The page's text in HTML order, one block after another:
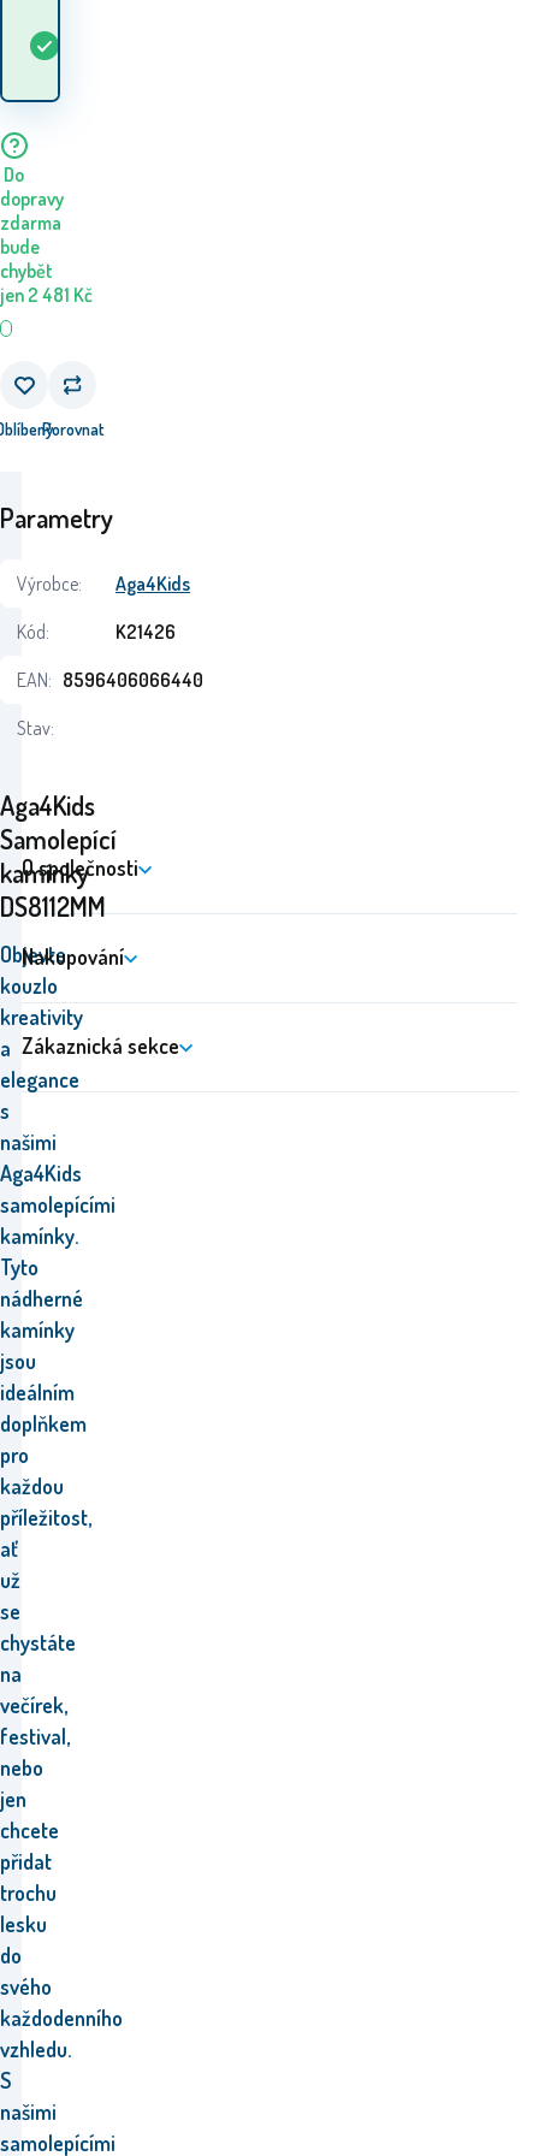
Do
dopravy
zdarma
bude
chybět
jen 2 481 Kč
Porovnat
Aga4Kids
Samolepící
kamínky
DS8112MM
Objevte
kouzlo
kreativity
a
elegance
s
našimi
Aga4Kids
samolepícími
kamínky.
Tyto
nádherné
kamínky
jsou
ideálním
doplňkem
pro
každou
příležitost,
ať
už
se
chystáte
na
večírek,
festival,
nebo
jen
chcete
přidat
trochu
lesku
do
svého
každodenního
vzhledu.
S
našimi
samolepícími
Parametry
Výrobce:
Aga4Kids
Kód:
K21426
EAN: 8596406066440
Stav:
O společnosti
Nakupování
Zákaznická sekce